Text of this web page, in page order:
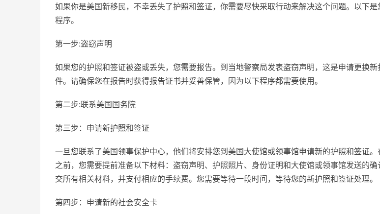
如果你是美国新移民，不幸丢失了护照和签证，你需要尽快采取行动来解决这个问题。以下
程序。
第一步:盗窃声明
如果您的护照和签证被盗或丢失，您需要报告。到当地警察局发表盗窃声明，这是申请更换
件。请确保您在报告时获得报告证书并妥善保管，因为以下程序都需要使用。
第二步:联系美国国务院
第三步：申请新护照和签证
一旦您联系了美国领事保护中心，他们将安排您到美国大使馆或领事馆申请新的护照和签证
之前，您需要提前准备以下材料：盗窃声明、护照照片、身份证明和大使馆或领事馆发送的
交所有相关材料，并支付相应的手续费。您需要等待一段时间，等待您的新护照和签证处理。
第四步：申请新的社会安全卡